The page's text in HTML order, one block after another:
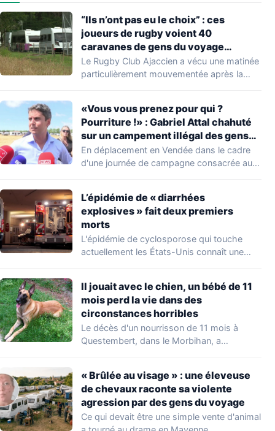
“Ils n’ont pas eu le choix” : ces
joueurs de rugby voient 40
caravanes de gens du voyage
s’installer dans leur stade, ils les
délogent en moins d’1 heure
Le Rugby Club Ajaccien a vécu une matinée
particulièrement mouvementée après la
«Vous vous prenez pour qui ?
Pourriture !» : Gabriel Attal chahuté
sur un campement illégal des gens
du voyage
En déplacement en Vendée dans le cadre
d'une journée de campagne consacrée aux
L’épidémie de « diarrhées
explosives » fait deux premiers
morts
L'épidémie de cyclosporose qui touche
actuellement les États-Unis connaît une
Il jouait avec le chien, un bébé de 11
mois perd la vie dans des
circonstances horribles
Le décès d'un nourrisson de 11 mois à
Questembert, dans le Morbihan, a
« Brûlée au visage » : une éleveuse
de chevaux raconte sa violente
agression par des gens du voyage
Ce qui devait être une simple vente d'animal